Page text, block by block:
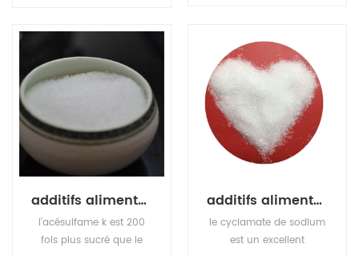
phénylalanine-1-
méthylique. c'est un
édulcorant granulaire
blanc, inodore, cristallin)
ayant un goût sucré.
variété d'aliments et de
boissons.
additifs alimentaires édulcorants acésulfame-k
l'acésulfame k est 200
fois plus sucré que le
additifs alimentaires édulcorants cyclamate de sodium
le cyclamate de sodium
est un excellent